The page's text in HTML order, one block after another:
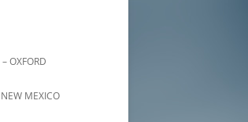
OXFORD
MEXICO